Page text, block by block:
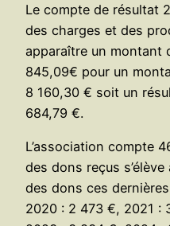
Le compte de résultat
des charges et des
apparaître un montant
845,09€ pour un
8 160,30 € soit un
684,79 €.
L’association compte
des dons reçus
des dons ces
2020 : 2 473 €, 2021 :